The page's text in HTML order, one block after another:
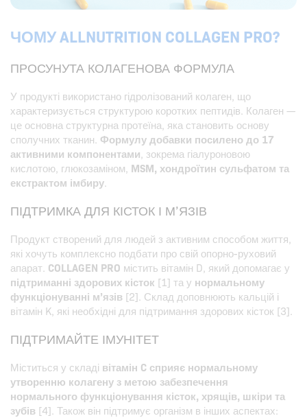
ЧОМУ ALLNUTRITION COLLAGEN PRO?
ПРОСУНУТА КОЛАГЕНОВА ФОРМУЛА
У продукті використано гідролізований колаген, що
характеризується структурою коротких пептидів. Колаген —
це основна структурна протеїна, яка становить основу
сполучних тканин. Формулу добавки посилено до 17
активними компонентами, зокрема гіалуроновою
кислотою, глюкозаміном, MSM, хондроїтин сульфатом та
екстрактом імбиру.
ПІДТРИМКА ДЛЯ КІСТОК І М’ЯЗІВ
Продукт створений для людей з активним способом життя,
які хочуть комплексно подбати про свій опорно-руховий
апарат. COLLAGEN PRO містить вітамін D, який допомагає у
підтриманні здорових кісток [1] та у нормальному
функціонуванні м’язів [2]. Склад доповнюють кальцій і
вітамін K, які необхідні для підтримання здорових кісток [3].
ПІДТРИМАЙТЕ ІМУНІТЕТ
Міститься у складі вітамін C сприяє нормальному
утворенню колагену з метою забезпечення
нормального функціонування кісток, хрящів, шкіри та
зубів [4]. Також він підтримує організм в інших аспектах: